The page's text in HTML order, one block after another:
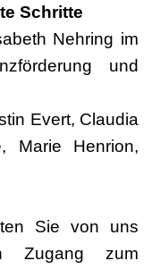
im
und
Evert, Claudia
Marie Henrion,
Sie von uns
Zugang zum